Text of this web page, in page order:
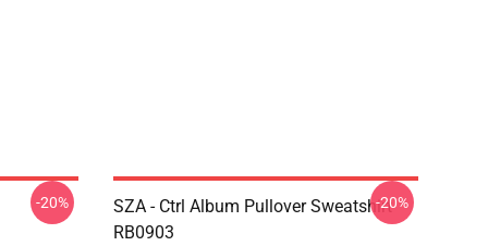
-20%
SZA - Ctrl Album Pullover Sweatshirt
RB0903
-20%